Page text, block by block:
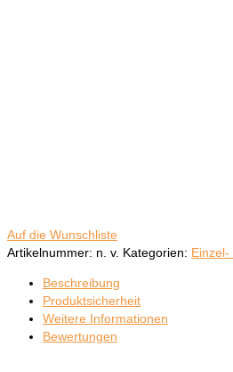
Auf die Wunschliste
Artikelnummer: n. v. Kategorien:
Beschreibung
Produktsicherheit
Weitere Informationen
Bewertungen